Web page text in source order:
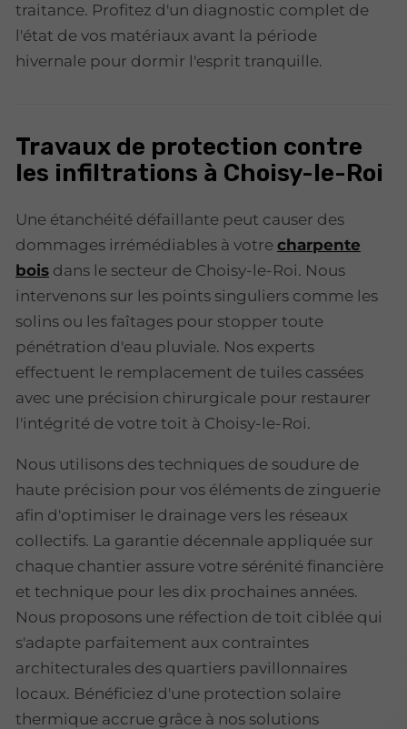
traitance. Profitez d'un diagnostic complet de
l'état de vos matériaux avant la période
hivernale pour dormir l'esprit tranquille.
Travaux de protection contre
les infiltrations à Choisy-le-Roi
Une étanchéité défaillante peut causer des
dommages irrémédiables à votre charpente
bois dans le secteur de Choisy-le-Roi. Nous
intervenons sur les points singuliers comme les
solins ou les faîtages pour stopper toute
pénétration d'eau pluviale. Nos experts
effectuent le remplacement de tuiles cassées
avec une précision chirurgicale pour restaurer
l'intégrité de votre toit à Choisy-le-Roi.
Nous utilisons des techniques de soudure de
haute précision pour vos éléments de zinguerie
afin d'optimiser le drainage vers les réseaux
collectifs. La garantie décennale appliquée sur
chaque chantier assure votre sérénité financière
et technique pour les dix prochaines années.
Nous proposons une réfection de toit ciblée qui
s'adapte parfaitement aux contraintes
architecturales des quartiers pavillonnaires
locaux. Bénéficiez d'une protection solaire
thermique accrue grâce à nos solutions